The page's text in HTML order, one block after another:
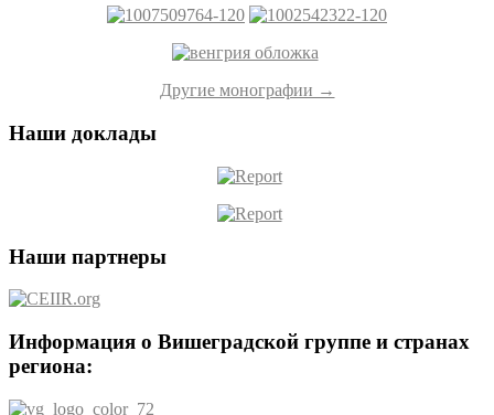
Другие монографии →
Наши доклады
Наши партнеры
Информация о Вишеградской группе и странах
региона: